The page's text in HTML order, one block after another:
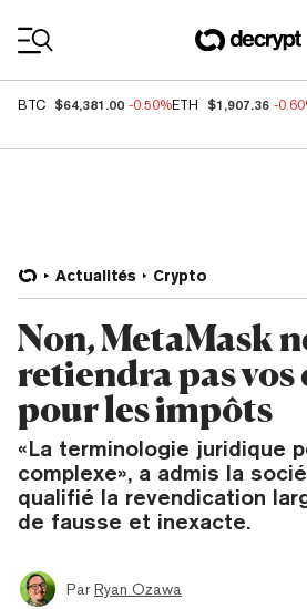
BTC $64,381.00 -0.50%ETH $1,907.36 -
Actualités Crypto
Non, MetaMask
retiendra pas
pour les impôts
«La terminologie juridique
complexe», a admis la
qualifié la revendication
de fausse et inexacte.
Par Ryan Ozawa